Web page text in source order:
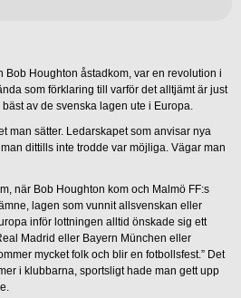
Bob Houghton åstadkom, var en revolution i
som förklaring till varför det alltjämt är just
av de svenska lagen ute i Europa.
man sätter. Ledarskapet som anvisar nya
dittills inte trodde var möjliga. Vägar man
när Bob Houghton kom och Malmö FF:s
lagen som vunnit allsvenskan eller
inför lottningen alltid önskade sig ett
Madrid eller Bayern München eller
mycket folk och blir en fotbollsfest.” Det
i klubbarna, sportsligt hade man gett upp